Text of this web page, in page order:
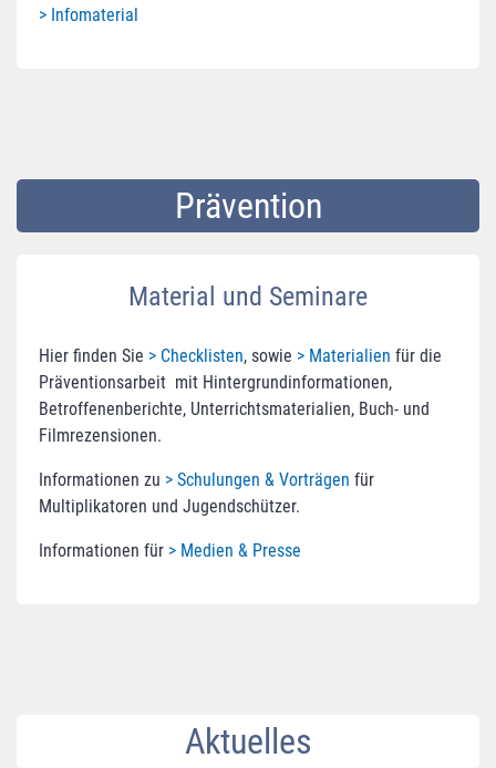
> Infomaterial
Prävention
Material und Seminare
Hier finden Sie > Checklisten, sowie > Materialien für die
Präventionsarbeit mit Hintergrundinformationen,
Betroffenenberichte, Unterrichtsmaterialien, Buch- und
Filmrezensionen.
Informationen zu > Schulungen & Vorträgen für
Multiplikatoren und Jugendschützer.
Informationen für > Medien & Presse
Aktuelles